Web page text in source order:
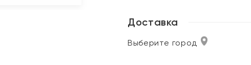
Доставка
Выберите город